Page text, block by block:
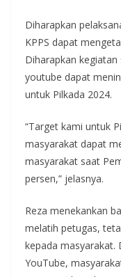
Diharapkan
KPPS dapat
Diharapkan
youtube dapat
untuk Pilkada 2024.
“Target kami untuk
masyarakat dapat
masyarakat saat
persen,” jelasnya.
Reza menekankan
melatih petugas,
kepada masyarakat.
YouTube,